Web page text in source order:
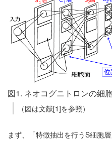
図1. ネオコグニトロンの細
（図は文献[1]を参照）
まず、「特徴抽出を行うS細胞